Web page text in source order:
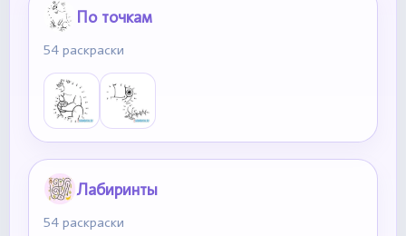
По точкам
54 раскраски
Лабиринты
54 раскраски